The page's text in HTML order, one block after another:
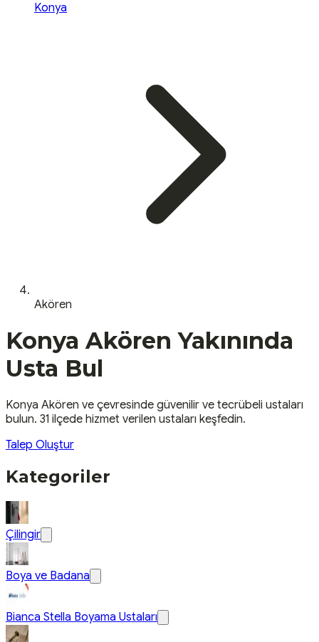
Konya
Akören
Konya Akören Yakınında
Usta Bul
Konya Akören ve çevresinde güvenilir ve tecrübeli ustaları
bulun. 31 ilçede hizmet verilen ustaları keşfedin.
Talep Oluştur
Kategoriler
Çilingir
Boya ve Badana
Bianca Stella Boyama Ustaları